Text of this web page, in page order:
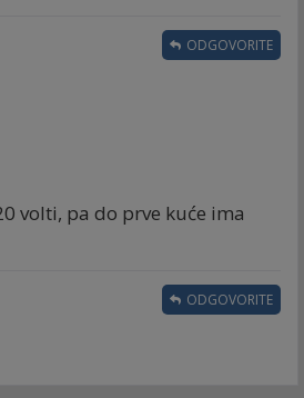
ODGOVORITE
volti, pa do prve kuće ima
ODGOVORITE